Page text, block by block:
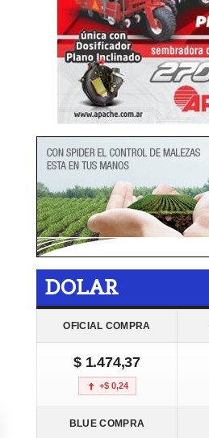
DOLAR
OFICIAL COMPRA
$ 1.474,37
+$ 0,24
BLUE COMPRA